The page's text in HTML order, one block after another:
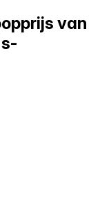
van